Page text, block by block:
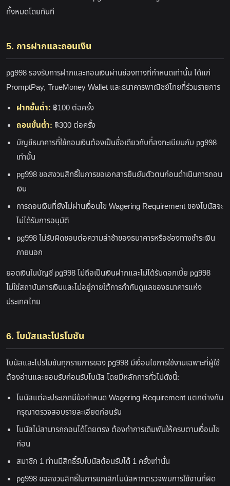
ทั้งหมดโดยทันที
5. การฝากและถอนเงิน
pg998 รองรับการฝากและถอนเงินผ่านช่องทางที่กำหนดเท่านั้น ได้แก่
PromptPay, TrueMoney Wallet และธนาคารพาณิชย์ไทยที่ร่วมรายการ
ฝากขั้นต่ำ: ฿100 ต่อครั้ง
ถอนขั้นต่ำ: ฿300 ต่อครั้ง
บัญชีธนาคารที่ใช้ถอนเงินต้องเป็นชื่อเดียวกับที่ลงทะเบียนกับ pg998
เท่านั้น
pg998 ขอสงวนสิทธิ์ในการขอเอกสารยืนยันตัวตนก่อนดำเนินการถอน
เงิน
การถอนเงินที่ยังไม่ผ่านเงื่อนไข Wagering Requirement ของโบนัสจะ
ไม่ได้รับการอนุมัติ
pg998 ไม่รับผิดชอบต่อความล่าช้าของธนาคารหรือช่องทางชำระเงิน
ภายนอก
ยอดเงินในบัญชี pg998 ไม่ถือเป็นเงินฝากและไม่ได้รับดอกเบี้ย pg998
ไม่ใช่สถาบันการเงินและไม่อยู่ภายใต้การกำกับดูแลของธนาคารแห่ง
ประเทศไทย
6. โบนัสและโปรโมชัน
โบนัสและโปรโมชันทุกรายการของ pg998 มีเงื่อนไขการใช้งานเฉพาะที่ผู้ใช้
ต้องอ่านและยอมรับก่อนรับโบนัส โดยมีหลักการทั่วไปดังนี้:
โบนัสแต่ละประเภทมีข้อกำหนด Wagering Requirement แตกต่างกัน
กรุณาตรวจสอบรายละเอียดก่อนรับ
โบนัสไม่สามารถถอนได้โดยตรง ต้องทำการเดิมพันให้ครบตามเงื่อนไข
ก่อน
สมาชิก 1 ท่านมีสิทธิ์รับโบนัสต้อนรับได้ 1 ครั้งเท่านั้น
pg998 ขอสงวนสิทธิ์ในการยกเลิกโบนัสหากตรวจพบการใช้งานที่ผิด